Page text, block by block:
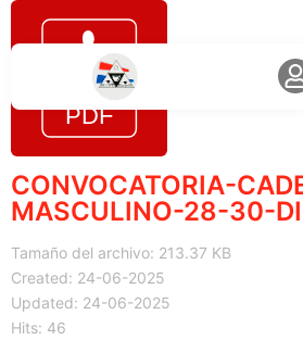
CONVOCATORIA-
MASCULINO-28-30-
Tamaño del archivo: 213.37 KB
Created: 24-06-2025
Updated: 24-06-2025
Hits: 46